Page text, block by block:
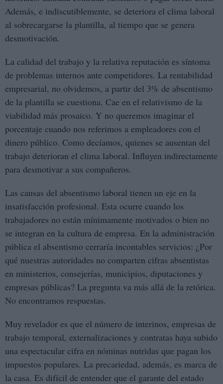
Además, e indiscutiblemente, se deteriora el clima laboral
al sobrecargarse la plantilla, al tiempo que se genera
desmotivación.
La calidad del trabajo y la relativa reputación es síntoma
de problemas internos ante competidores. La rentabilidad
empresarial, no olvidemos, a partir del 3% de absentismo
de la plantilla se cuestiona. Cae en el relativismo de la
viabilidad más prosaico. Y no queremos imaginar el
porcentaje cuando nos referimos a empleadores con el
dinero público. Como decíamos, quienes se ausentan del
trabajo deterioran el clima laboral. Influyen indirectamente
para desmotivar a sus compañeros.
Las causas del absentismo laboral tienen un eje en la
insatisfacción profesional. Esta ocurre cuando los
trabajadores no están mínimamente motivados o bien no
se integran en la cultura de empresa. En la administración
pública el absentismo cerraría incontables servicios: ¿Por
qué nuestras autoridades no comparten cifras absentistas
en ministerios, consejerías, municipios, diputaciones y
empresas públicas? La pregunta va más allá de la retórica.
No encontramos respuestas.
Muy revelador es que el número de interinos, empresas de
trabajo temporal, externalizaciones y contratas haya subido
una espectacular cifra en nóminas nutridas que pagan los
impuestos populares. La precariedad, además, es marca de
la casa. Es difícil de entender que el garante del estado